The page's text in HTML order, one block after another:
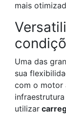
mais
Uma das
sua
com o motor
utilizar